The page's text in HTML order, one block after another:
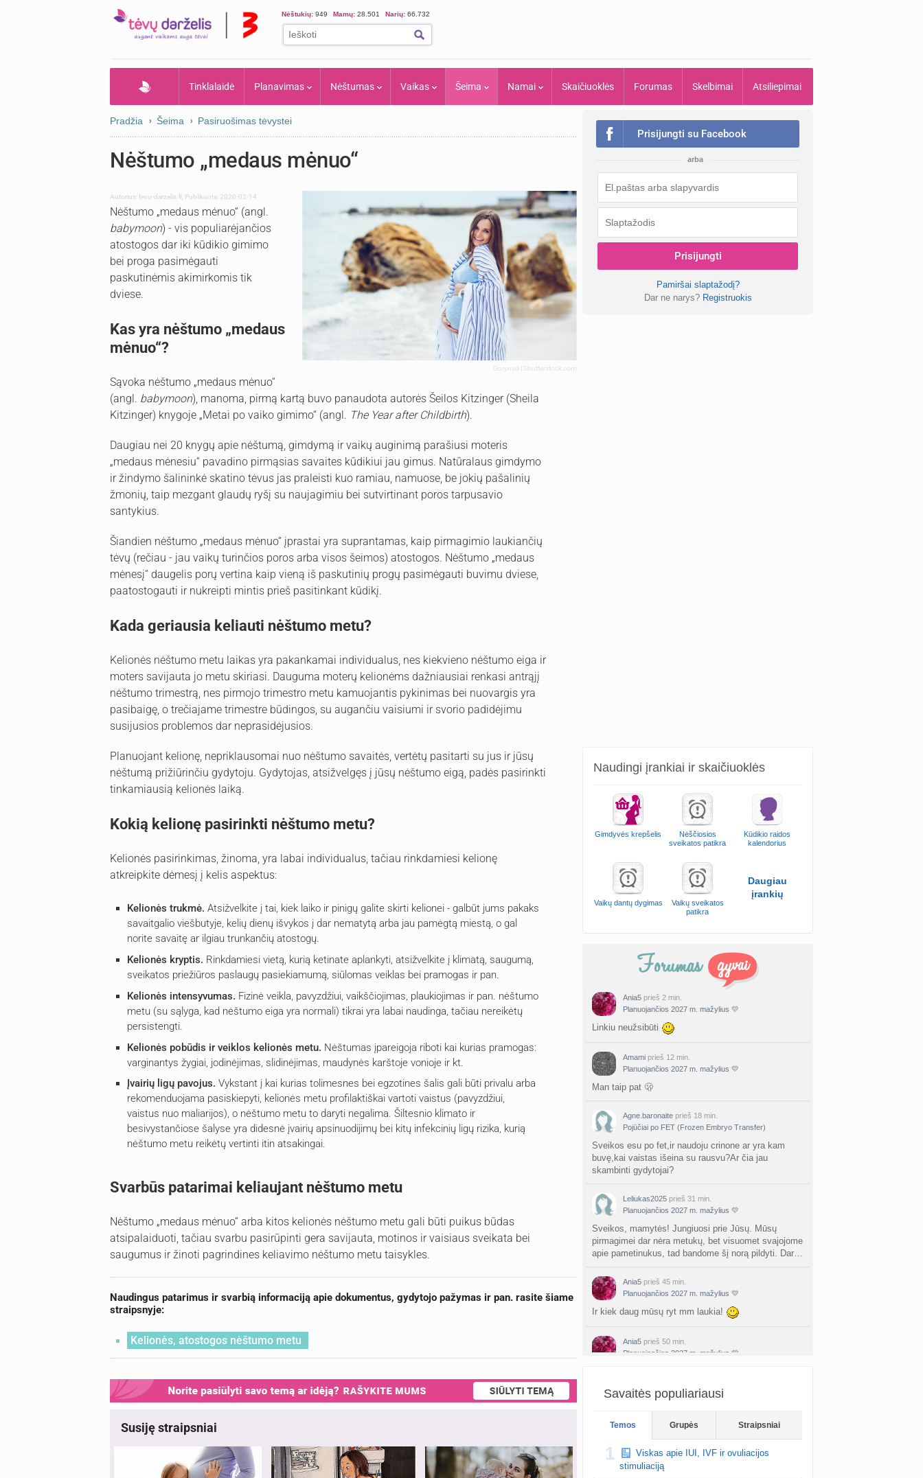
Nėštukių: 949 Mamų: 28.501 Narių: 66.732
Tinklalaidė Planavimas Nėštumas Vaikas Šeima Namai Skaičiuoklės Forumas Skelbimai Atsiliepimai
Pradžia Šeima Pasiruošimas tėvystei
Nėštumo „medaus mėnuo“
Autorius:tevu-darzelis.lt Publikuota: 2020-02-14
Gorynvd | Shutterstock.com
Nėštumo „medaus mėnuo“ (angl.
babymoon) - vis populiarėjančios
atostogos dar iki kūdikio gimimo
bei proga pasimėgauti
paskutinėmis akimirkomis tik
dviese.
Kas yra nėštumo „medaus
mėnuo“?
Sąvoka nėštumo „medaus mėnuo“
(angl. babymoon), manoma, pirmą kartą buvo panaudota autorės Šeilos Kitzinger (Sheila
Kitzinger) knygoje „Metai po vaiko gimimo“ (angl. The Year after Childbirth).
Daugiau nei 20 knygų apie nėštumą, gimdymą ir vaikų auginimą parašiusi moteris
„medaus mėnesiu“ pavadino pirmąsias savaites kūdikiui jau gimus. Natūralaus gimdymo
ir žindymo šalininkė skatino tėvus jas praleisti kuo ramiau, namuose, be jokių pašalinių
žmonių, taip mezgant glaudų ryšį su naujagimiu bei sutvirtinant poros tarpusavio
santykius.
Šiandien nėštumo „medaus mėnuo“ įprastai yra suprantamas, kaip pirmagimio laukiančių
tėvų (rečiau - jau vaikų turinčios poros arba visos šeimos) atostogos. Nėštumo „medaus
mėnesį“ daugelis porų vertina kaip vieną iš paskutinių progų pasimėgauti buvimu dviese,
paatostogauti ir nukreipti mintis prieš pasitinkant kūdikį.
Kada geriausia keliauti nėštumo metu?
Kelionės nėštumo metu laikas yra pakankamai individualus, nes kiekvieno nėštumo eiga ir
moters savijauta jo metu skiriasi. Dauguma moterų kelionėms dažniausiai renkasi antrąjį
nėštumo trimestrą, nes pirmojo trimestro metu kamuojantis pykinimas bei nuovargis yra
pasibaigę, o trečiajame trimestre būdingos, su augančiu vaisiumi ir svorio padidėjimu
susijusios problemos dar neprasidėjusios.
Planuojant kelionę, nepriklausomai nuo nėštumo savaitės, vertėtų pasitarti su jus ir jūsų
nėštumą prižiūrinčiu gydytoju. Gydytojas, atsižvelgęs į jūsų nėštumo eigą, padės pasirinkti
tinkamiausią kelionės laiką.
Kokią kelionę pasirinkti nėštumo metu?
Kelionės pasirinkimas, žinoma, yra labai individualus, tačiau rinkdamiesi kelionę
atkreipkite dėmesį į kelis aspektus:
Kelionės trukmė. Atsižvelkite į tai, kiek laiko ir pinigų galite skirti kelionei - galbūt jums pakaks
savaitgalio viešbutyje, kelių dienų išvykos į dar nematytą arba jau pamėgtą miestą, o gal
norite savaitę ar ilgiau trunkančių atostogų.
Kelionės kryptis. Rinkdamiesi vietą, kurią ketinate aplankyti, atsižvelkite į klimatą, saugumą,
sveikatos priežiūros paslaugų pasiekiamumą, siūlomas veiklas bei pramogas ir pan.
Kelionės intensyvumas. Fizinė veikla, pavyzdžiui, vaikščiojimas, plaukiojimas ir pan. nėštumo
metu (su sąlyga, kad nėštumo eiga yra normali) tikrai yra labai naudinga, tačiau nereikėtų
persistengti.
Kelionės pobūdis ir veiklos kelionės metu. Nėštumas įpareigoja riboti kai kurias pramogas:
varginantys žygiai, jodinėjimas, slidinėjimas, maudynės karštoje vonioje ir kt.
Įvairių ligų pavojus. Vykstant į kai kurias tolimesnes bei egzotines šalis gali būti privalu arba
rekomenduojama pasiskiepyti, kelionės metu profilaktiškai vartoti vaistus (pavyzdžiui,
vaistus nuo maliarijos), o nėštumo metu to daryti negalima. Šiltesnio klimato ir
besivystančiose šalyse yra didesnė įvairių apsinuodijimų bei kitų infekcinių ligų rizika, kurią
nėštumo metu reikėtų vertinti itin atsakingai.
Svarbūs patarimai keliaujant nėštumo metu
Nėštumo „medaus mėnuo“ arba kitos kelionės nėštumo metu gali būti puikus būdas
atsipalaiduoti, tačiau svarbu pasirūpinti gera savijauta, motinos ir vaisiaus sveikata bei
saugumus ir žinoti pagrindines keliavimo nėštumo metu taisykles.
Naudingus patarimus ir svarbią informaciją apie dokumentus, gydytojo pažymas ir pan. rasite šiame
straipsnyje:
Kelionės, atostogos nėštumo metu
Susiję straipsniai
Prisijungti su Facebook
arba
Prisijungti
Pamiršai slaptažodį?
Dar ne narys? Registruokis
Naudingi įrankiai ir skaičiuoklės
Gimdyvės krepšelis
Nėščiosios
sveikatos patikra
Kūdikio raidos
kalendorius
Vaikų dantų dygimas
Vaikų sveikatos
patikra
Daugiau
įrankių
Ania5 prieš 2 min.
Planuojančios 2027 m. mažylius 💛
Linkiu neužsibūti
Amami prieš 12 min.
Planuojančios 2027 m. mažylius 💛
Man taip pat 🫢
Agne.baronaite prieš 18 min.
Pojūčiai po FET (Frozen Embryo Transfer)
Sveikos esu po fet,ir naudoju crinone ar yra kam
buvę,kai vaistas išeina su rausvu?Ar čia jau
skambinti gydytojai?
Leliukas2025 prieš 31 min.
Planuojančios 2027 m. mažylius 💛
Sveikos, mamytės! Jungiuosi prie Jūsų. Mūsų
pirmagimei dar nėra metukų, bet visuomet svajojome
apie pametinukus, tad bandome šį norą pildyti. Dar…
Ania5 prieš 45 min.
Planuojančios 2027 m. mažylius 💛
Ir kiek daug mūsų ryt mm laukia!
Ania5 prieš 50 min.
Planuojančios 2027 m. mažylius 💛
Savaitės populiariausi
Temos Grupės Straipsniai
1
Viskas apie IUI, IVF ir ovuliacijos
stimuliaciją